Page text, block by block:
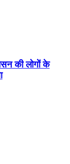
की लोगों के